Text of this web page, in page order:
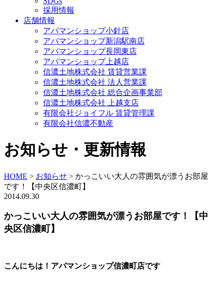
採用情報
店舗情報
アパマンショップ小針店
アパマンショップ新潟駅南店
アパマンショップ長岡東店
アパマンショップ上越店
信濃土地株式会社 賃貸営業課
信濃土地株式会社 法人営業課
信濃土地株式会社 総合企画事業部
信濃土地株式会社 上越支店
有限会社ジョイフル 賃貸管理課
有限会社信濃不動産
お知らせ・更新情報
HOME > お知らせ > かっこいい大人の雰囲気が漂うお部屋
です！【中央区信濃町】
2014.09.30
かっこいい大人の雰囲気が漂うお部屋です！【中
央区信濃町】
こんにちは！アパマンショップ信濃町店です